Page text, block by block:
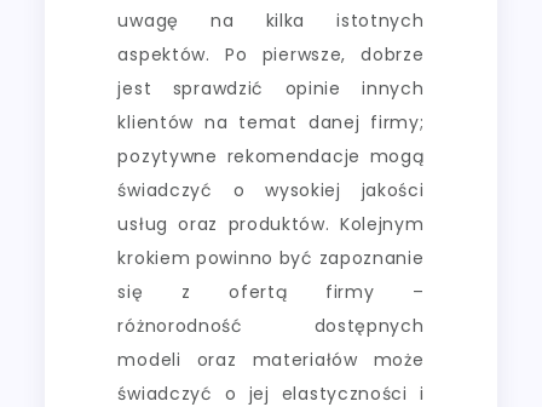
uwagę na kilka istotnych
aspektów. Po pierwsze, dobrze
jest sprawdzić opinie innych
klientów na temat danej firmy;
pozytywne rekomendacje mogą
świadczyć o wysokiej jakości
usług oraz produktów. Kolejnym
krokiem powinno być zapoznanie
się z ofertą firmy –
różnorodność dostępnych
modeli oraz materiałów może
świadczyć o jej elastyczności i